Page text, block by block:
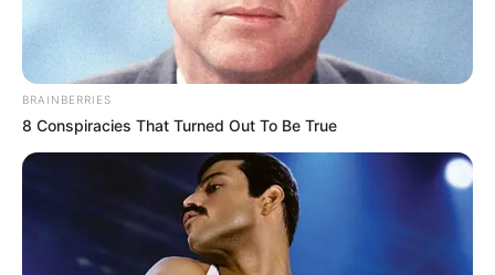
BRAINBERRIES
8 Conspiracies That Turned Out To Be True